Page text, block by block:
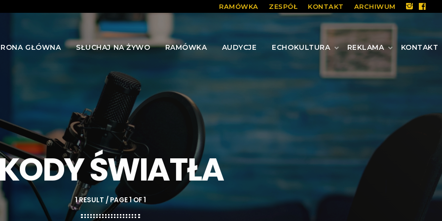
RAMÓWKA ZESPÓŁ KONTAKT ARCHIWUM
GŁÓWNA SŁUCHAJ NA ŻYWO RAMÓWKA AUDYCJE ECHOKULTURA REKLAMA KONTAKT
ŚWIATŁA
1 RESULT / PAGE 1 OF 1